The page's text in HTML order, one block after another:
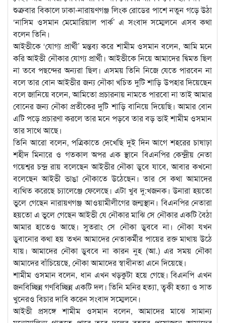
শুক্রবার বিকালে ঢাকা-নারায়ণগঞ্জ লিংক রোডের পাশে নতুন গড়ে উঠা
‘নাসিম ওসমান মেমোরিয়াল পার্ক’ এ সংবাদ সম্মেলনে এসব কথা
বলেন তিনি।
আইভীকে ‘যোগ্য প্রার্থী’ মন্তব্য করে শামীম ওসমান বলেন, আমি মনে
করি আইভী নৌকার যোগ্য প্রার্থী। আইভীকে নিয়ে আমাদের দ্বিমত ছিল
না তবে পছন্দের অন্যরা ছিল। এসময় তিনি নিজে যেতে পারবেন না
বলে তার বোন আইভীর জন্য নৌকা খচিত দুটি শাড়ি উপহার দিয়েছেন
বলে জানিয়ে বলেন, আমিতো প্রচারনায় নামতে পারবো না তাই আমার
বোনের জন্য নৌকা প্রতীকের দুটি শাড়ি বানিয়ে দিয়েছি। আমার বোন
এটি পড়ে প্রচারণা করলে তার মনে পড়বে তার বড় ভাই শামীম ওসমান
তার সাথে আছে।
তিনি আরো বলেন, পত্রিকাতে দেখেছি দুই দিন আগে শহরের চাষাঢ়া
শহীদ মিনারে ও গতকাল অপর এক স্থানে বিএনপির কেন্দ্রীয় নেতা
গয়েশ্বর চন্দ্র রায় বলেছেন আইভীর নৌকা ডুবে যাবে, আবার কখনো
বলেছেন আইভী ভাঙা নৌকাতে উঠেছেন। তার সে কথা আমাদের
ব্যথিত করেছে চ্যালেঞ্জে ফেলেছে। এটা খুব দু:খজনক। উনারা হয়তো
ভুলে গেছেন নারায়ণগঞ্জ আওয়ামীলীগের জন্মস্থান। বিএনপির নেতারা
হয়তো এ ভুলে গেছেন আইভী যে নৌকার মাঝি সে নৌকার একটি বৈঠা
আমার হাতেও আছে। সুতরাং সে নৌকা ডুববে না। নৌকা যখন
ডুবানোর কথা হয় তখন আমাদের নেতাকর্মীর পায়ের রক্ত মাথায় উঠে
যায়। আমাদের নৌকা ডুববে না কারন নুহ (আ.) এর সময় নৌকা
আমাদের বাঁচিয়েছে, নৌকা আমাদের স্বাধীনতা এনে দিয়েছে।
শামীম ওসমান বলেন, ধান এখন খড়কুটা হয়ে গেছে। বিএনপি এখন
জনবিচ্ছিন্ন গণবিচ্ছিন্ন একটি দল। তিনি মনির হত্যা, ত্বকী হত্যা ও সাত
খুনেরও বিচার দাবি করেন সংবাদ সম্মেলনে।
আইভী প্রসঙ্গে শামীম ওসমান বলেন, আমাদের মাঝে সামান্য